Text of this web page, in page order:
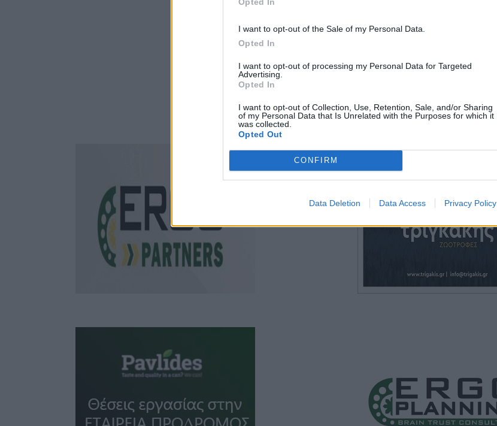
I want to opt-out of the Sale of my Personal Data.
Opted In
I want to opt-out of processing my Personal Data for Targeted
Advertising.
Opted In
I want to opt-out of Collection, Use, Retention, Sale, and/or Sharing
of my Personal Data that Is Unrelated with the Purposes for which it
was collected.
Opted Out
CONFIRM
Data Deletion Data Access Privacy Policy